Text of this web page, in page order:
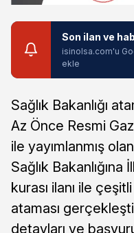
Son ilan ve
isinolsa.com'u
ekle
Sağlık Bakanlığı
Az Önce Resmi
ile yayımlanmış
Sağlık
kurası ilanı ile
ataması
detayları ve